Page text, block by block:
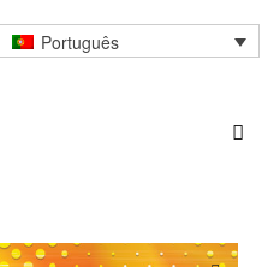
Português